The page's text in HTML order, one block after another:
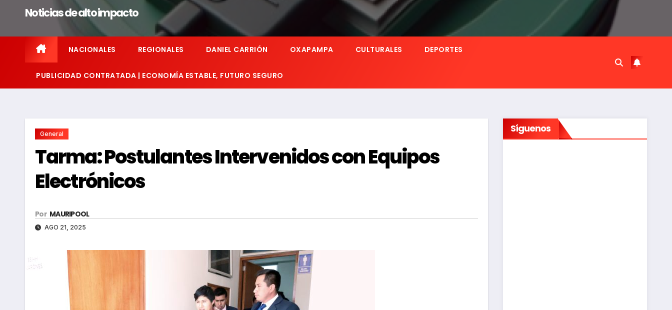
Noticias de alto impacto
NACIONALES REGIONALES DANIEL CARRIÓN OXAPAMPA CULTURALES DEPORTES
PUBLICIDAD CONTRATADA | ECONOMÍA ESTABLE, FUTURO SEGURO
General
Tarma: Postulantes Intervenidos con Equipos
Electrónicos
Por MAURIPOOL
AGO 21, 2025
Síguenos